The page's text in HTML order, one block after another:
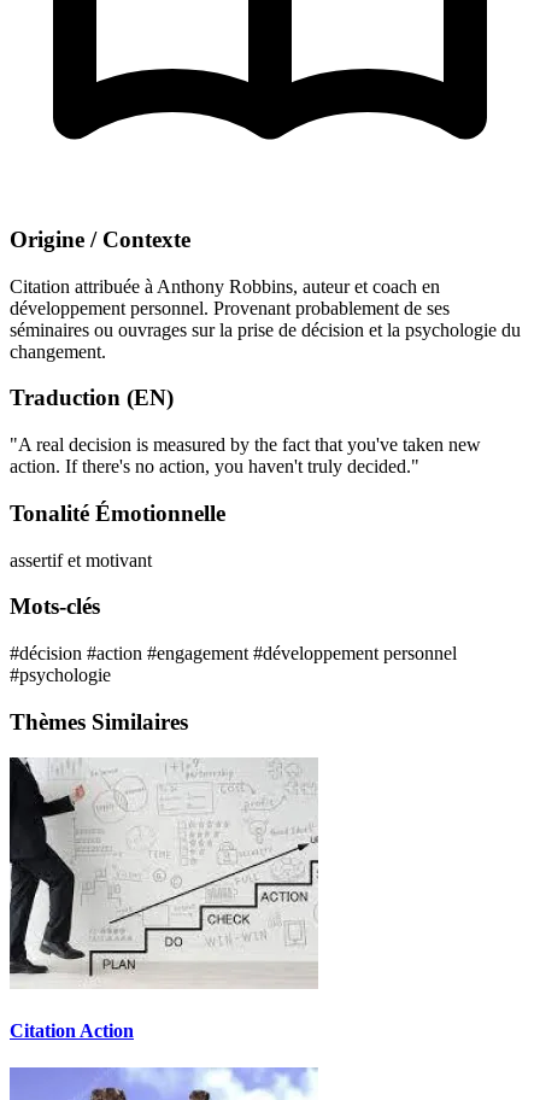
Origine / Contexte
Citation attribuée à Anthony Robbins, auteur et coach en
développement personnel. Provenant probablement de ses
séminaires ou ouvrages sur la prise de décision et la psychologie du
changement.
Traduction (EN)
"A real decision is measured by the fact that you've taken new
action. If there's no action, you haven't truly decided."
Tonalité Émotionnelle
assertif et motivant
Mots-clés
#décision #action #engagement #développement personnel
#psychologie
Thèmes Similaires
Citation Action